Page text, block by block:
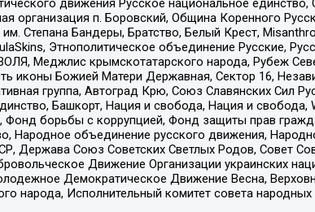
движения Русское национальное единство,
организация п. Боровский, Община Коренного
Степана Бандеры, Братство, Белый Крест,
Этнополитическое объединение Русские,
Меджлис крымскотатарского народа, Рубеж
иконы Божией Матери Державная, Сектор 16,
группа, Автоград Крю, Союз Славянских Сил
Башкорт, Нация и свобода, Нация и свобода,
Фонд борьбы с коррупцией, Фонд защиты прав
Народное объединение русского движения,
Держава Союз Советских Светлых Родов, Совет
Движение Организации украинских
Демократическое Движение Весна,
народа, Исполнительный комитет совета народных